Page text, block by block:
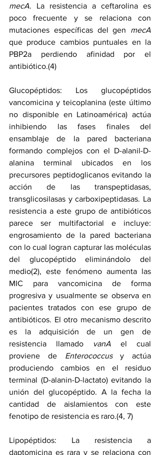
mecA. La resistencia a ceftarolina es
poco frecuente y se relaciona con
mutaciones específicas del gen mecA
que produce cambios puntuales en la
PBP2a perdiendo afinidad por el
antibiótico.(4)
Glucopéptidos: Los glucopéptidos
vancomicina y teicoplanina (este último
no disponible en Latinoamérica) actúa
inhibiendo las fases finales del
ensamblaje de la pared bacteriana
formando complejos con el D-alanil-D-
alanina terminal ubicados en los
precursores peptidoglicanos evitando la
acción de las transpeptidasas,
transglicosilasas y carboxipeptidasas. La
resistencia a este grupo de antibióticos
parece ser multifactorial e incluye:
engrosamiento de la pared bacteriana
con lo cual logran capturar las moléculas
del glucopéptido eliminándolo del
medio(2), este fenómeno aumenta las
MIC para vancomicina de forma
progresiva y usualmente se observa en
pacientes tratados con ese grupo de
antibióticos. El otro mecanismo descrito
es la adquisición de un gen de
resistencia llamado
vanA el cual
proviene de Enterococcus y actúa
produciendo cambios en el residuo
terminal (D-alanin-D-lactato) evitando la
unión del glucopéptido. A la fecha la
cantidad de aislamientos con este
fenotipo de resistencia es raro.(4, 7)
Lipopéptidos: La resistencia a
daptomicina es rara y se relaciona con